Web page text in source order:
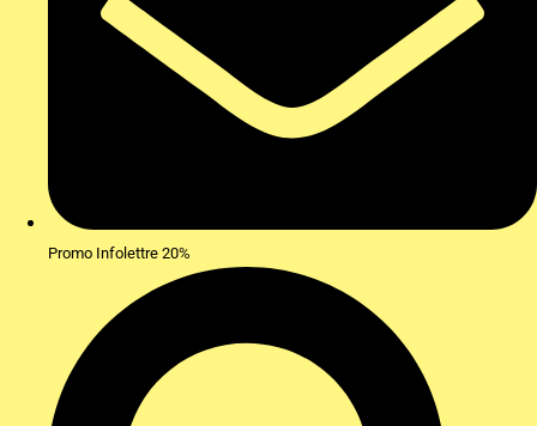
Promo Infolettre 20%